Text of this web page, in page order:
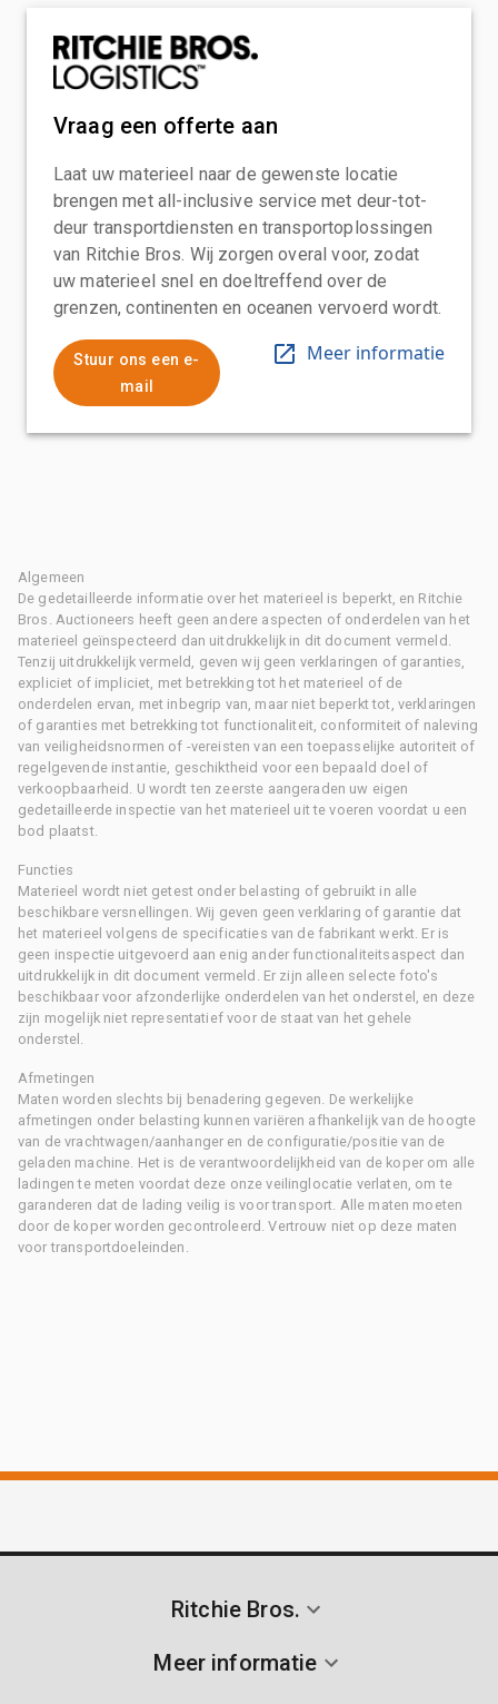
Vraag een offerte aan
Laat uw materieel naar de gewenste locatie
brengen met all-inclusive service met deur-tot-
deur transportdiensten en transportoplossingen
van Ritchie Bros. Wij zorgen overal voor, zodat
uw materieel snel en doeltreffend over de
grenzen, continenten en oceanen vervoerd wordt.
Stuur ons een e-
mail
Meer informatie
Algemeen
De gedetailleerde informatie over het materieel is beperkt, en Ritchie
Bros. Auctioneers heeft geen andere aspecten of onderdelen van het
materieel geïnspecteerd dan uitdrukkelijk in dit document vermeld.
Tenzij uitdrukkelijk vermeld, geven wij geen verklaringen of garanties,
expliciet of impliciet, met betrekking tot het materieel of de
onderdelen ervan, met inbegrip van, maar niet beperkt tot, verklaringen
of garanties met betrekking tot functionaliteit, conformiteit of naleving
van veiligheidsnormen of -vereisten van een toepasselijke autoriteit of
regelgevende instantie, geschiktheid voor een bepaald doel of
verkoopbaarheid. U wordt ten zeerste aangeraden uw eigen
gedetailleerde inspectie van het materieel uit te voeren voordat u een
bod plaatst.
Functies
Materieel wordt niet getest onder belasting of gebruikt in alle
beschikbare versnellingen. Wij geven geen verklaring of garantie dat
het materieel volgens de specificaties van de fabrikant werkt. Er is
geen inspectie uitgevoerd aan enig ander functionaliteitsaspect dan
uitdrukkelijk in dit document vermeld. Er zijn alleen selecte foto's
beschikbaar voor afzonderlijke onderdelen van het onderstel, en deze
zijn mogelijk niet representatief voor de staat van het gehele
onderstel.
Afmetingen
Maten worden slechts bij benadering gegeven. De werkelijke
afmetingen onder belasting kunnen variëren afhankelijk van de hoogte
van de vrachtwagen/aanhanger en de configuratie/positie van de
geladen machine. Het is de verantwoordelijkheid van de koper om alle
ladingen te meten voordat deze onze veilinglocatie verlaten, om te
garanderen dat de lading veilig is voor transport. Alle maten moeten
door de koper worden gecontroleerd. Vertrouw niet op deze maten
voor transportdoeleinden.
Ritchie Bros.
Meer informatie